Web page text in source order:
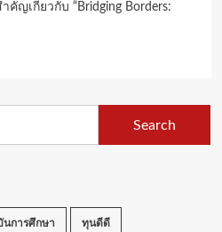
คัญเกี่ยวกับ “Bridging Borders:
การศึกษา ทุนดีดี